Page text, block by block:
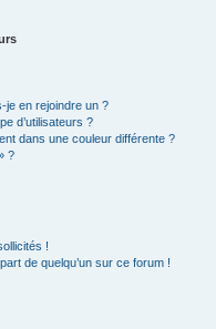
je en rejoindre un ?
d’utilisateurs ?
dans une couleur différente ?
?
!
de quelqu’un sur ce forum !